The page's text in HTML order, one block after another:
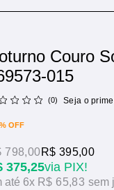
Couro
015
(0) Seja o
OFF
375,25via PIX!
798,00R$ 395,00
6x R$ 65,83 sem